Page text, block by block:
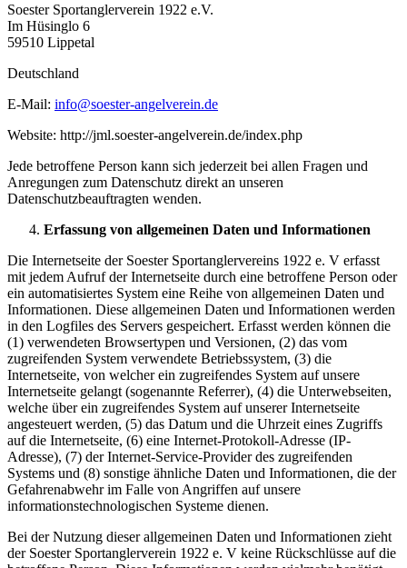
Soester Sportanglerverein 1922 e.V.
Im Hüsinglo 6
59510 Lippetal
Deutschland
E-Mail: info@soester-angelverein.de
Website: http://jml.soester-angelverein.de/index.php
Jede betroffene Person kann sich jederzeit bei allen Fragen und
Anregungen zum Datenschutz direkt an unseren
Datenschutzbeauftragten wenden.
Erfassung von allgemeinen Daten und Informationen
Die Internetseite der Soester Sportanglervereins 1922 e. V erfasst
mit jedem Aufruf der Internetseite durch eine betroffene Person oder
ein automatisiertes System eine Reihe von allgemeinen Daten und
Informationen. Diese allgemeinen Daten und Informationen werden
in den Logfiles des Servers gespeichert. Erfasst werden können die
(1) verwendeten Browsertypen und Versionen, (2) das vom
zugreifenden System verwendete Betriebssystem, (3) die
Internetseite, von welcher ein zugreifendes System auf unsere
Internetseite gelangt (sogenannte Referrer), (4) die Unterwebseiten,
welche über ein zugreifendes System auf unserer Internetseite
angesteuert werden, (5) das Datum und die Uhrzeit eines Zugriffs
auf die Internetseite, (6) eine Internet-Protokoll-Adresse (IP-
Adresse), (7) der Internet-Service-Provider des zugreifenden
Systems und (8) sonstige ähnliche Daten und Informationen, die der
Gefahrenabwehr im Falle von Angriffen auf unsere
informationstechnologischen Systeme dienen.
Bei der Nutzung dieser allgemeinen Daten und Informationen zieht
der Soester Sportanglerverein 1922 e. V keine Rückschlüsse auf die